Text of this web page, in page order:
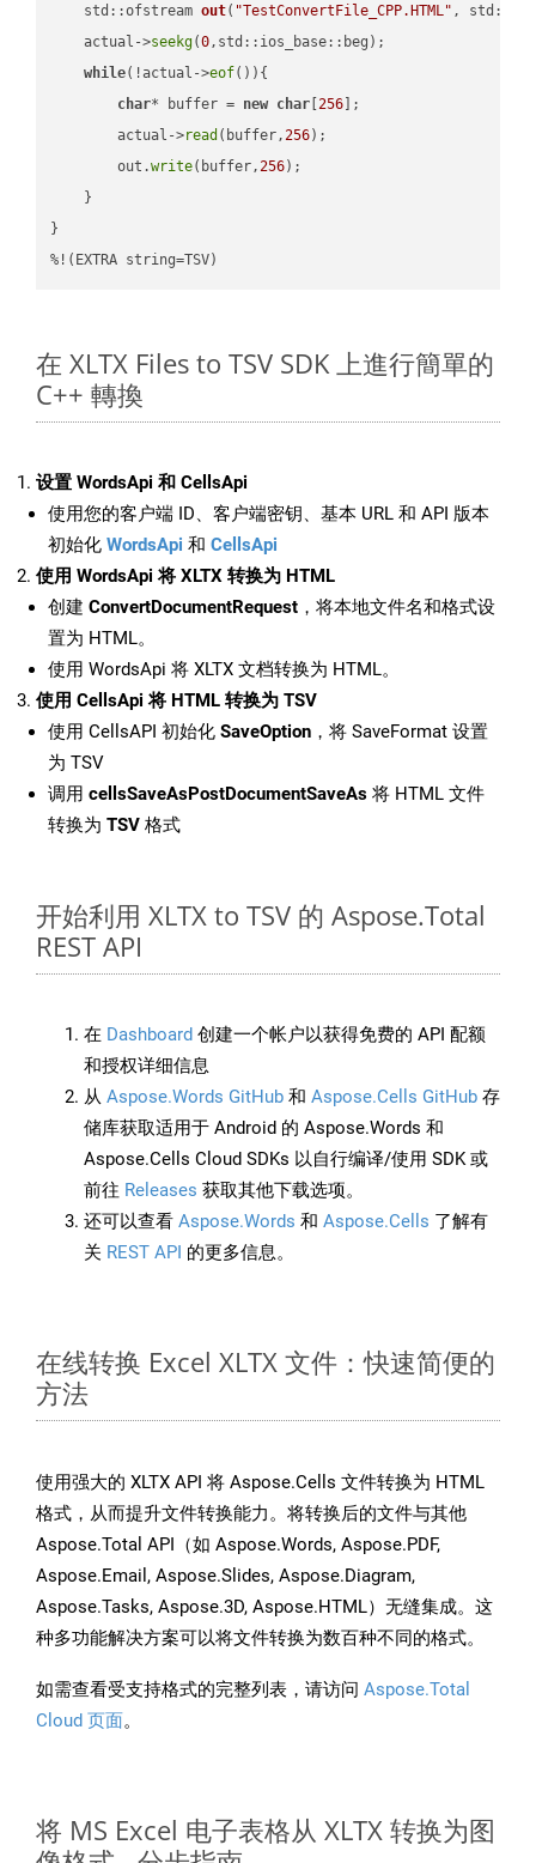
std::ofstream out( "TestConvertFile_CPP.HTML" ,
    actual->
seekg(0,std::ios_base::beg);
while(!actual->eof()){
char* buffer = new char [256 ];
        actual->
read (buffer,256);
        out.
write(buffer,256);
    }
}
%!(EXTRA string=TSV)
在 XLTX Files to TSV SDK 上進行簡單的
C++ 轉換
设置 WordsApi 和 CellsApi
使用您的客户端 ID、客户端密钥、基本 URL 和 API 版本
初始化 WordsApi 和 CellsApi
使用 WordsApi 将 XLTX 转换为 HTML
创建 ConvertDocumentRequest ，将本地文件名和格式设
置为 HTML。
使用 WordsApi 将 XLTX 文档转换为 HTML。
使用 CellsApi 将 HTML 转换为 TSV
使用 CellsAPI 初始化 SaveOption ，将 SaveFormat 设置
为 TSV
调用 cellsSaveAsPostDocumentSaveAs 将 HTML 文件
转换为 TSV 格式
开始利用 XLTX to TSV 的 Aspose.Total
REST API
在 Dashboard 创建一个帐户以获得免费的 API 配额
和授权详细信息
从 Aspose.Words GitHub 和 Aspose.Cells GitHub 存
储库获取适用于 Android 的 Aspose.Words 和
Aspose.Cells Cloud SDKs 以自行编译/使用 SDK 或
前往 Releases 获取其他下载选项。
还可以查看 Aspose.Words 和 Aspose.Cells 了解有
关 REST API 的更多信息。
在线转换 Excel XLTX 文件：快速简便的
方法
使用强大的 XLTX API 将 Aspose.Cells 文件转换为 HTML
格式，从而提升文件转换能力。将转换后的文件与其他
Aspose.Total API（如 Aspose.Words, Aspose.PDF,
Aspose.Email, Aspose.Slides, Aspose.Diagram,
Aspose.Tasks, Aspose.3D, Aspose.HTML）无缝集成。这
种多功能解决方案可以将文件转换为数百种不同的格式。
如需查看受支持格式的完整列表，请访问 Aspose.Total
Cloud 页面。
将 MS Excel 电子表格从 XLTX 转换为图